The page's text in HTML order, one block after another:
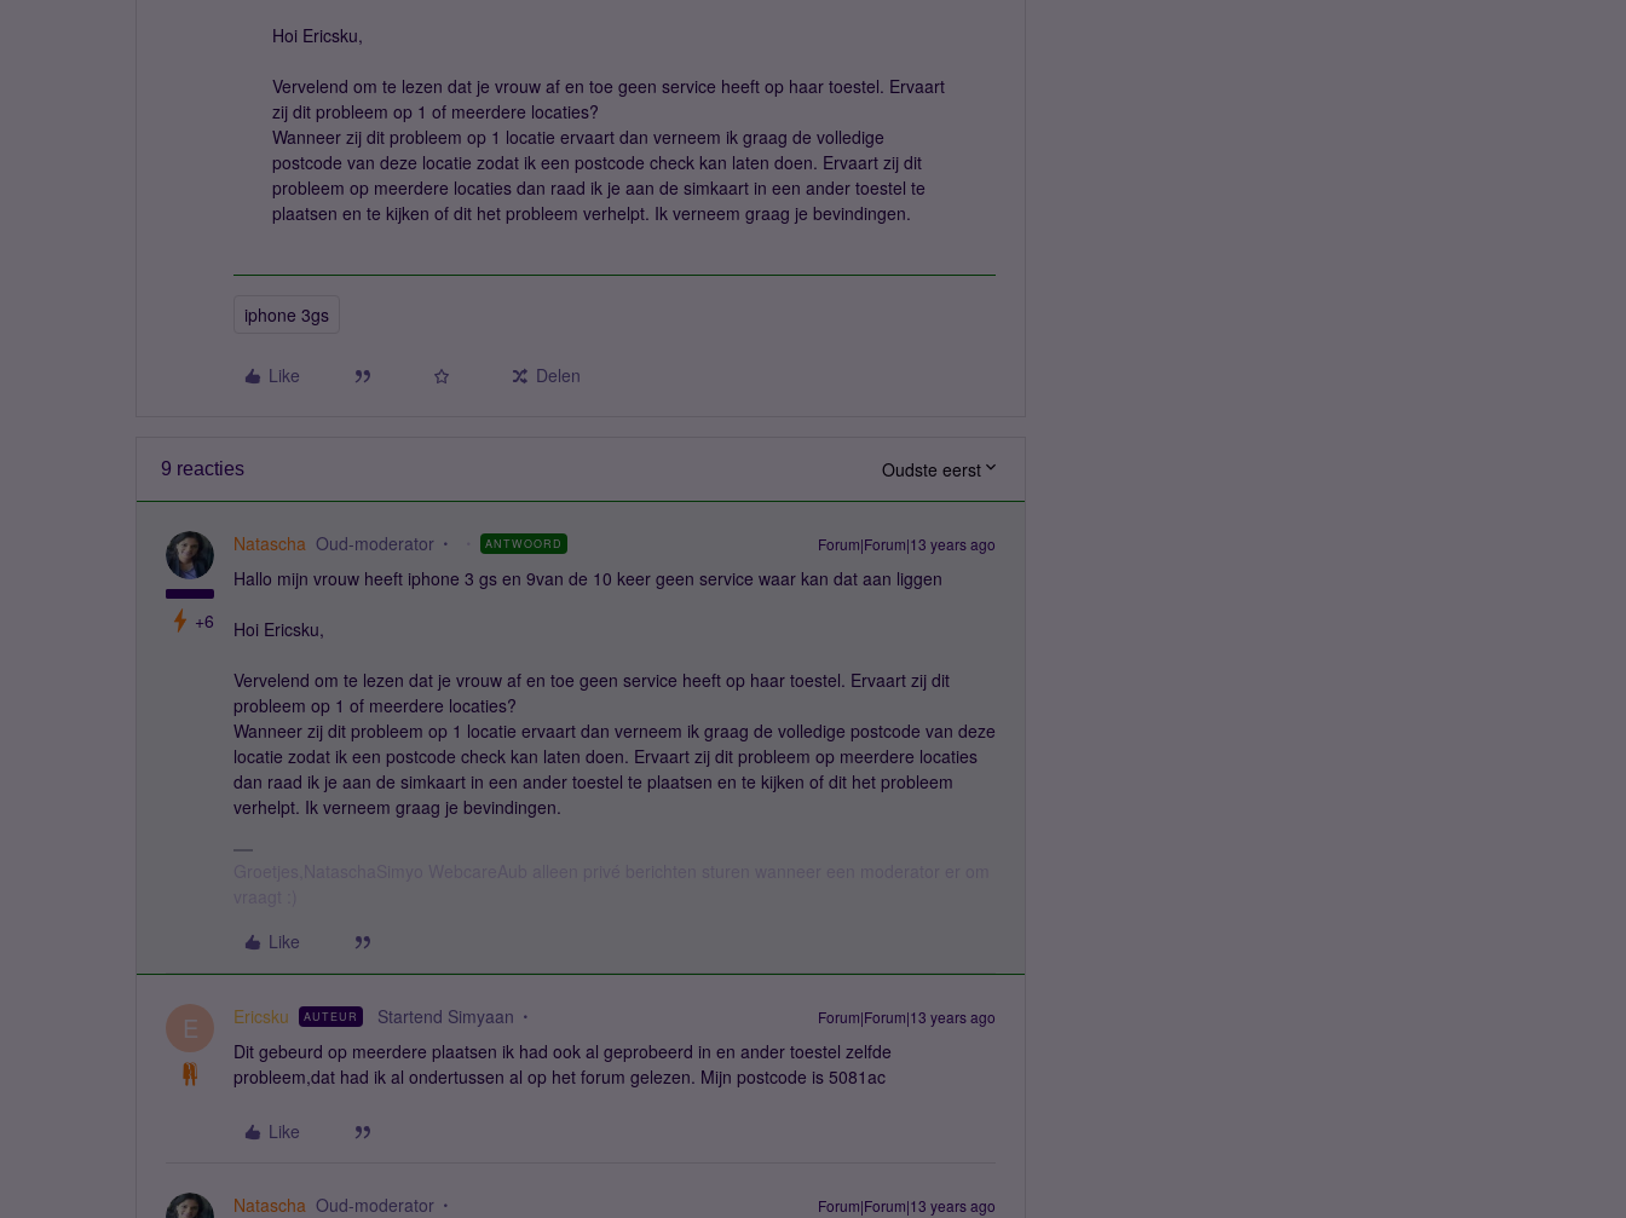
Hoi Ericsku,
Vervelend om te lezen dat je vrouw af en toe geen service heeft op haar toestel. Ervaart
zij dit probleem op 1 of meerdere locaties?
Wanneer zij dit probleem op 1 locatie ervaart dan verneem ik graag de volledige
postcode van deze locatie zodat ik een postcode check kan laten doen. Ervaart zij dit
probleem op meerdere locaties dan raad ik je aan de simkaart in een ander toestel te
plaatsen en te kijken of dit het probleem verhelpt. Ik verneem graag je bevindingen.
iphone 3gs
Like Delen
9 reacties Oudste eerst
+6
Natascha Oud-moderator ANTWOORD Forum|Forum|13 years ago
Hallo mijn vrouw heeft iphone 3 gs en 9van de 10 keer geen service waar kan dat aan liggen
Hoi Ericsku,
Vervelend om te lezen dat je vrouw af en toe geen service heeft op haar toestel. Ervaart zij dit
probleem op 1 of meerdere locaties?
Wanneer zij dit probleem op 1 locatie ervaart dan verneem ik graag de volledige postcode van deze
locatie zodat ik een postcode check kan laten doen. Ervaart zij dit probleem op meerdere locaties
dan raad ik je aan de simkaart in een ander toestel te plaatsen en te kijken of dit het probleem
verhelpt. Ik verneem graag je bevindingen.
Like
E Ericsku AUTEUR Startend Simyaan Forum|Forum|13 years ago
Dit gebeurd op meerdere plaatsen ik had ook al geprobeerd in en ander toestel zelfde
probleem,dat had ik al ondertussen al op het forum gelezen. Mijn postcode is 5081ac
Like
Natascha Oud-moderator Forum|Forum|13 years ago